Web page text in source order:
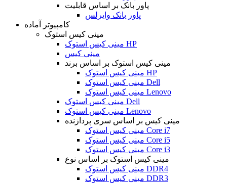
پاور بانک بر اساس قابلیت
پاور بانک وایرلس
کامپیوتر آماده
مینی کیس استوک
مینی کیس استوک HP
مینی کیس
مینی کیس استوک بر اساس برند
مینی کیس استوک HP
مینی کیس استوک Dell
مینی کیس استوک Lenovo
مینی کیس استوک Dell
مینی کیس استوک Lenovo
مینی کیس بر اساس سری پردازنده
مینی کیس استوک Core i7
مینی کیس استوک Core i5
مینی کیس استوک Core i3
مینی کیس استوک بر اساس نوع
مینی کیس استوک DDR4
مینی کیس استوک DDR3